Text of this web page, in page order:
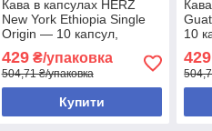
Кава в капсулах HERZ
New York Ethiopia Single
Origin — 10 капсул,
429₴/упаковка
504,71 ₴/упаковка
Купити
10
429